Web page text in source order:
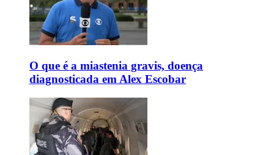
O que é a miastenia gravis, doença
diagnosticada em Alex Escobar